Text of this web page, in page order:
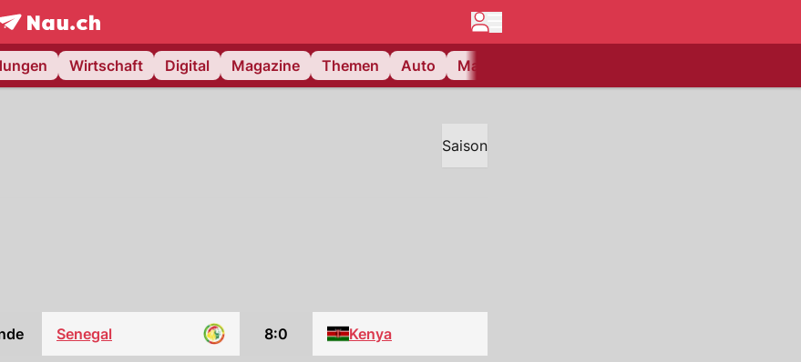
NAU.ch
Wirtschaft Digital Magazine Themen Auto Matchcenter
Saison
Senegal 8:0 Kenya